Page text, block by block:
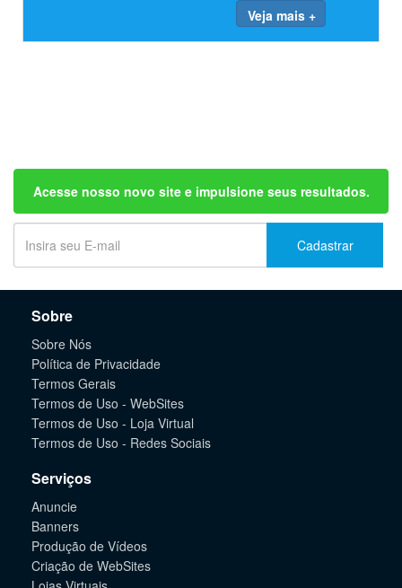
Veja mais +
Acesse nosso novo site e impulsione seus resultados.
Cadastrar
Sobre
Sobre Nós
Política de Privacidade
Termos Gerais
Termos de Uso - WebSites
Termos de Uso - Loja Virtual
Termos de Uso - Redes Sociais
Serviços
Anuncie
Banners
Produção de Vídeos
Criação de WebSites